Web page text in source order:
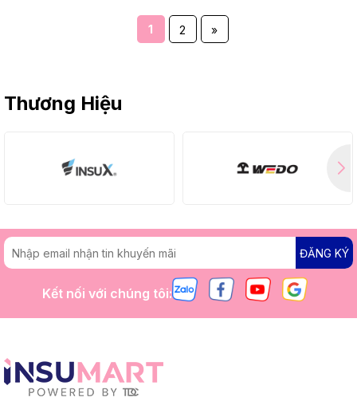
1 2 »
Thương Hiệu
ĐĂNG KÝ
Kết nối với chúng tôi: